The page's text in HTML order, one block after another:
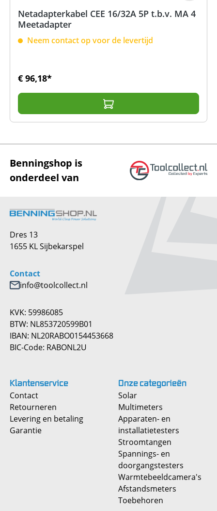
Netadapterkabel CEE 16/32A 5P t.b.v. MA 4
Meetadapter
Neem contact op voor de levertijd
€ 96,18*
Benningshop is
onderdeel van
Dres 13
1655 KL Sijbekarspel
Contact
info@toolcollect.nl
KVK: 59986085
BTW: NL853720599B01
IBAN: NL20RABO0154453668
BIC-Code: RABONL2U
Klantenservice
Contact
Retourneren
Levering en betaling
Garantie
Onzecategorieën
Solar
Multimeters
Apparaten- en
installatietesters
Stroomtangen
Spannings- en
doorgangstesters
Warmtebeeldcamera's
Afstandsmeters
Toebehoren